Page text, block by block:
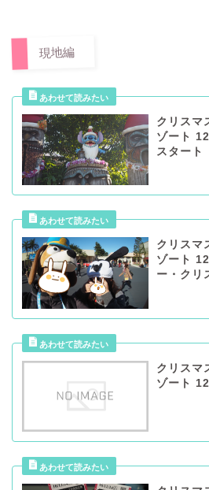
現地編
クリスマ
ゾート
スタート
クリスマ
ゾート
ー・クリ
クリスマ
ゾート